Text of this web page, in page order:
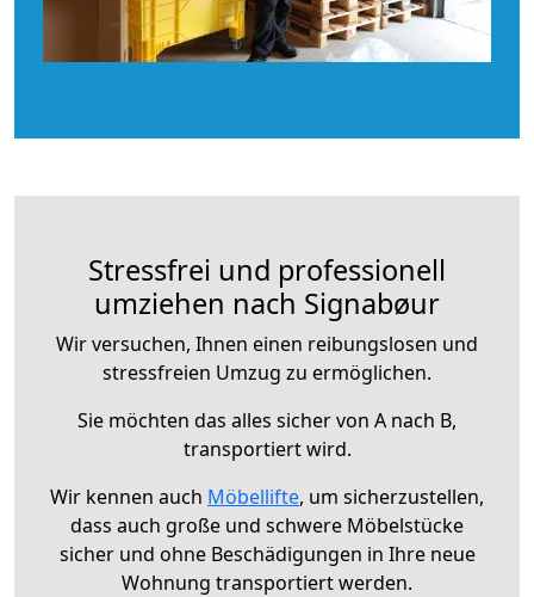
Stressfrei und professionell
umziehen nach Signabøur
Wir versuchen, Ihnen einen reibungslosen und
stressfreien Umzug zu ermöglichen.
Sie möchten das alles sicher von A nach B,
transportiert wird.
Wir kennen auch Möbellifte, um sicherzustellen,
dass auch große und schwere Möbelstücke
sicher und ohne Beschädigungen in Ihre neue
Wohnung transportiert werden.